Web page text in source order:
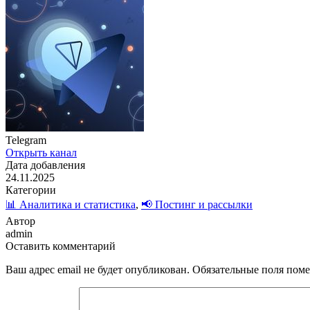
Telegram
Открыть канал
Дата добавления
24.11.2025
Категории
📊 Аналитика и статистика, 📢 Постинг и рассылки
Автор
admin
Оставить комментарий
Ваш адрес email не будет опубликован. Обязательные поля